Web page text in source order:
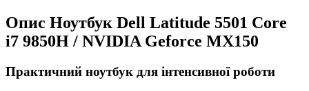
Опис Ноутбук Dell Latitude 5501 Core
i7 9850H / NVIDIA Geforce MX150
Практичний ноутбук для інтенсивної роботи